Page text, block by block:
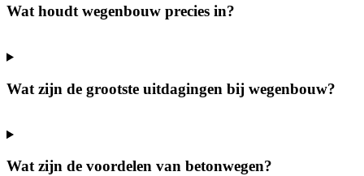
Wat houdt wegenbouw precies in?
Wat zijn de grootste uitdagingen bij wegenbouw?
Wat zijn de voordelen van betonwegen?